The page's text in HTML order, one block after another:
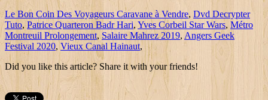
Le Bon Coin Des Voyageurs Caravane à Vendre, Dvd Decrypter
Tuto, Patrice Quarteron Badr Hari, Yves Corbeil Star Wars, Métro
Montreuil Prolongement, Salaire Mahrez 2019, Angers Geek
Festival 2020, Vieux Canal Hainaut,
Did you like this article? Share it with your friends!